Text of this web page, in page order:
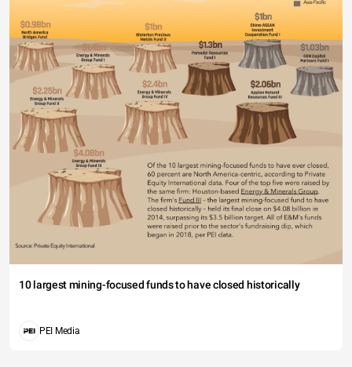
10 largest mining-focused funds to have closed historically
PEI Media